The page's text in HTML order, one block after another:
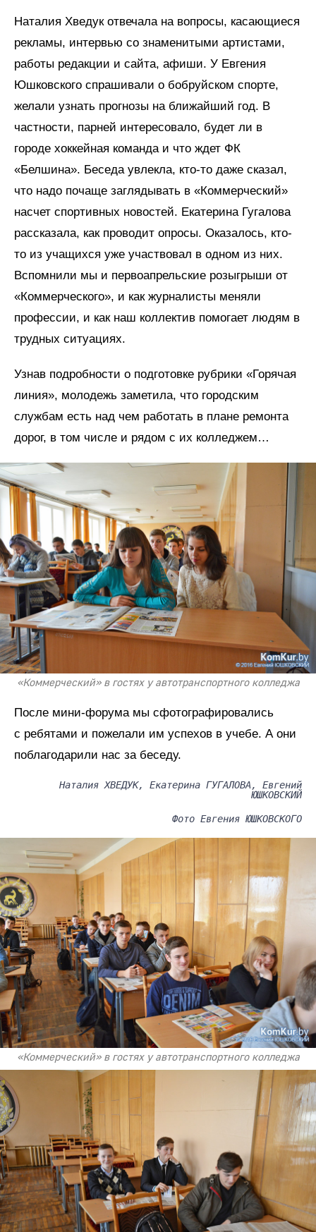
Наталия Хведук отвечала на вопросы, касающиеся
рекламы, интервью со знаменитыми артистами,
работы редакции и сайта, афиши. У Евгения
Юшковского спрашивали о бобруйском спорте,
желали узнать прогнозы на ближайший год. В
частности, парней интересовало, будет ли в
городе хоккейная команда и что ждет ФК
«Белшина». Беседа увлекла, кто-то даже сказал,
что надо почаще заглядывать в «Коммерческий»
насчет спортивных новостей. Екатерина Гугалова
рассказала, как проводит опросы. Оказалось, кто-
то из учащихся уже участвовал в одном из них.
Вспомнили мы и первоапрельские розыгрыши от
«Коммерческого», и как журналисты меняли
профессии, и как наш коллектив помогает людям в
трудных ситуациях.
Узнав подробности о подготовке рубрики «Горячая
линия», молодежь заметила, что городским
службам есть над чем работать в плане ремонта
дорог, в том числе и рядом с их колледжем…
«Коммерческий» в гостях у автотранспортного колледжа
После мини-форума мы сфотографировались
с ребятами и пожелали им успехов в учебе. А они
поблагодарили нас за беседу.
Наталия ХВЕДУК, Екатерина ГУГАЛОВА, Евгений
ЮШКОВСКИЙ
Фото Евгения ЮШКОВСКОГО
«Коммерческий» в гостях у автотранспортного колледжа